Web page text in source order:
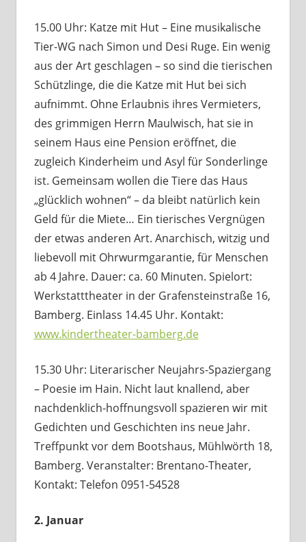
15.00 Uhr: Katze mit Hut – Eine musikalische
Tier-WG nach Simon und Desi Ruge. Ein wenig
aus der Art geschlagen – so sind die tierischen
Schützlinge, die die Katze mit Hut bei sich
aufnimmt. Ohne Erlaubnis ihres Vermieters,
des grimmigen Herrn Maulwisch, hat sie in
seinem Haus eine Pension eröffnet, die
zugleich Kinderheim und Asyl für Sonderlinge
ist. Gemeinsam wollen die Tiere das Haus
„glücklich wohnen“ – da bleibt natürlich kein
Geld für die Miete… Ein tierisches Vergnügen
der etwas anderen Art. Anarchisch, witzig und
liebevoll mit Ohrwurmgarantie, für Menschen
ab 4 Jahre. Dauer: ca. 60 Minuten. Spielort:
Werkstatttheater in der Grafensteinstraße 16,
Bamberg. Einlass 14.45 Uhr. Kontakt:
www.kindertheater-bamberg.de
15.30 Uhr: Literarischer Neujahrs-Spaziergang
– Poesie im Hain. Nicht laut knallend, aber
nachdenklich-hoffnungsvoll spazieren wir mit
Gedichten und Geschichten ins neue Jahr.
Treffpunkt vor dem Bootshaus, Mühlwörth 18,
Bamberg. Veranstalter: Brentano-Theater,
Kontakt: Telefon 0951-54528
2. Januar